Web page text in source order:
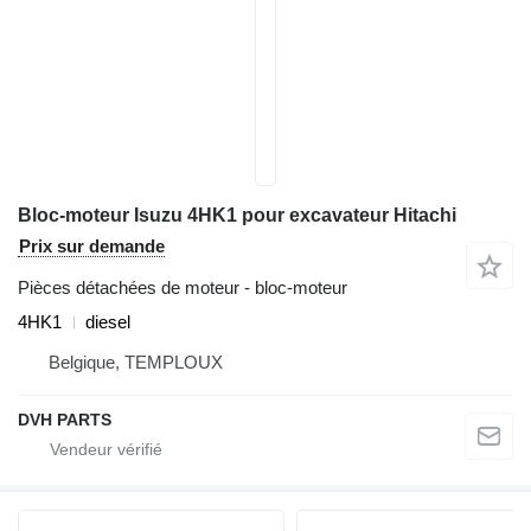
Bloc-moteur Isuzu 4HK1 pour excavateur Hitachi
Prix sur demande
Pièces détachées de moteur - bloc-moteur
4HK1
diesel
Belgique, TEMPLOUX
DVH PARTS